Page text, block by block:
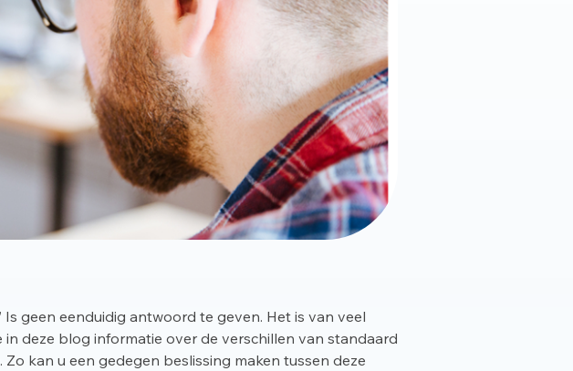
Is geen eenduidig antwoord te geven. Het is van veel
deze blog informatie over de verschillen van standaard
kan u een gedegen beslissing maken tussen deze